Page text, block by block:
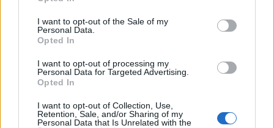
I want to opt-out of the Sale of my
Personal Data.
Opted In
I want to opt-out of processing my
Personal Data for Targeted Advertising.
Opted In
I want to opt-out of Collection, Use,
Retention, Sale, and/or Sharing of my
Personal Data that Is Unrelated with the
електроцентрала
06.08.2026 / 15:30